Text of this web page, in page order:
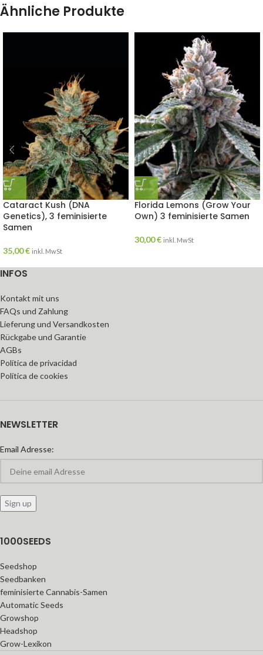
Ähnliche Produkte
Cataract Kush (DNA
Genetics), 3 feminisierte
Samen
35,00€ inkl. MwSt
Florida Lemons (Grow Your
Own) 3 feminisierte Samen
30,00€ inkl. MwSt
INFOS
Kontakt mit uns
FAQs und Zahlung
Lieferung und Versandkosten
Rückgabe und Garantie
AGBs
Política de privacidad
Política de cookies
NEWSLETTER
Email Adresse:
1000SEEDS
Seedshop
Seedbanken
feminisierte Cannabis-Samen
Automatic Seeds
Growshop
Headshop
Grow-Lexikon